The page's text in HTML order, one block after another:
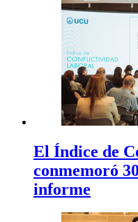
El Índice de
conmemoró
informe